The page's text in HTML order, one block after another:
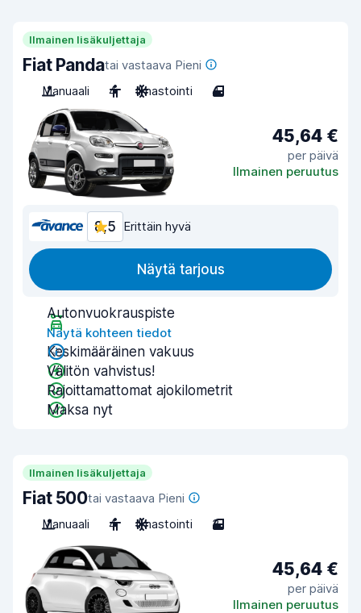
Ilmainen lisäkuljettaja
Fiat Pandatai vastaava Pieni
Manuaali
4 Ilmastointi 4
45,64 €
per päivä
Ilmainen peruutus
8,5 Erittäin hyvä
Näytä tarjous
Autonvuokrauspiste
Näytä kohteen tiedot
Keskimääräinen vakuus
Välitön vahvistus!
Rajoittamattomat ajokilometrit
Maksa nyt
Ilmainen lisäkuljettaja
Fiat 500tai vastaava Pieni
Manuaali
4 Ilmastointi 3
45,64 €
per päivä
Ilmainen peruutus